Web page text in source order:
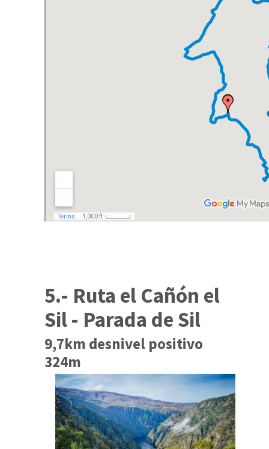
5.- Ruta el Cañón el
Sil - Parada de Sil
9,7km desnivel positivo
324m